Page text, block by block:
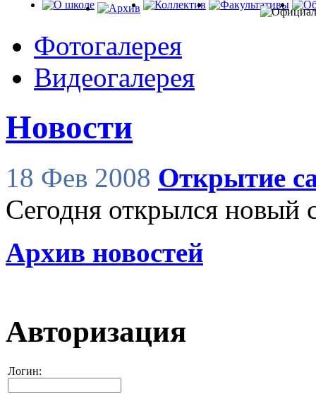
Фотогалерея
Видеогалерея
Новости
18 Фев 2008 Открытие
Сегодня открылся новый
Архив новостей
Авторизация
Логин: